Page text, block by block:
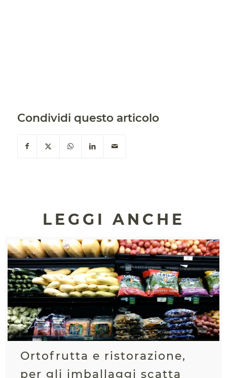
Condividi questo articolo
LEGGI ANCHE
Ortofrutta e ristorazione,
per gli imballaggi scatta